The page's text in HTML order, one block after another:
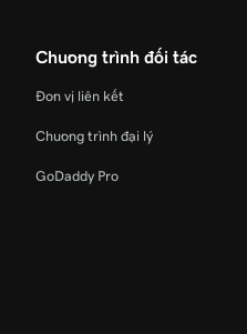
Chương trình đối tác
Đơn vị liên kết
Chương trình đại lý
GoDaddy Pro